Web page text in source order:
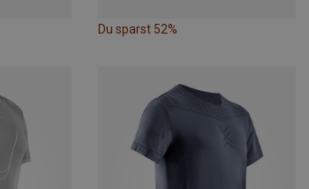
Du sparst 52%